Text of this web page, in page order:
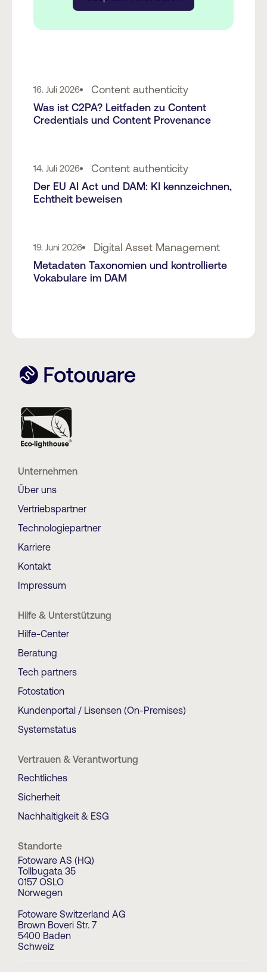
16. Juli 2026 Content authenticity
Was ist C2PA? Leitfaden zu Content
Credentials und Content Provenance
14. Juli 2026 Content authenticity
Der EU AI Act und DAM: KI kennzeichnen,
Echtheit beweisen
19. Juni 2026 Digital Asset Management
Metadaten Taxonomien und kontrollierte
Vokabulare im DAM
Unternehmen
Über uns
Vertriebspartner
Technologiepartner
Karriere
Kontakt
Impressum
Hilfe & Unterstützung
Hilfe-Center
Beratung
Tech partners
Fotostation
Kundenportal / Lisensen (On-Premises)
Systemstatus
Vertrauen & Verantwortung
Rechtliches
Sicherheit
Nachhaltigkeit & ESG
Standorte
Fotoware AS (HQ)
Tollbugata 35
0157 OSLO
Norwegen
Fotoware Switzerland AG
Brown Boveri Str. 7
5400 Baden
Schweiz